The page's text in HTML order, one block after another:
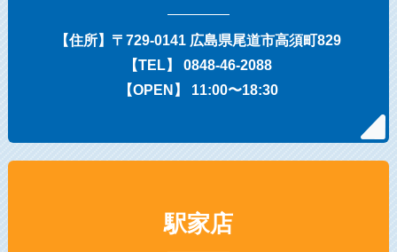
【住所】〒729-0141 広島県尾道市高須町829
【TEL】 0848-46-2088
【OPEN】 11:00〜18:30
駅家店